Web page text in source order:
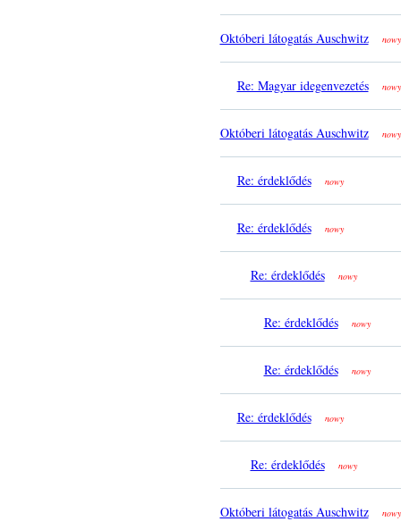
Októberi látogatás Auschwitz nowy
Re: Magyar idegenvezetés nowy
Októberi látogatás Auschwitz nowy
Re: érdeklődés nowy
Re: érdeklődés nowy
Re: érdeklődés nowy
Re: érdeklődés nowy
Re: érdeklődés nowy
Re: érdeklődés nowy
Re: érdeklődés nowy
Októberi látogatás Auschwitz nowy